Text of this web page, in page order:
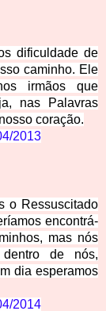
dificuldade de
caminho. Ele
irmãos que
nas Palavras
coração.
2013
o Ressuscitado
encontrá-
mas nós
de nós,
dia esperamos
2014